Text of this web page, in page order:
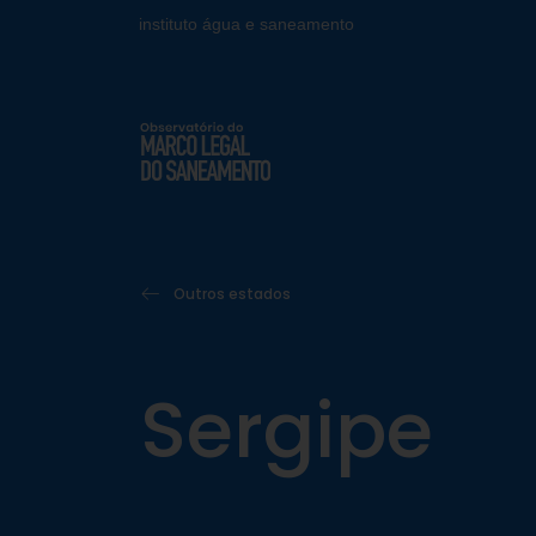
instituto água e saneamento
Outros estados
Sergipe